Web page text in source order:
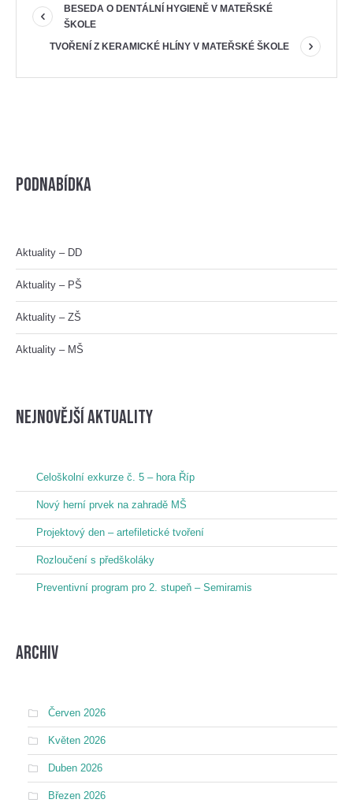
BESEDA O DENTÁLNÍ HYGIENĚ V MATEŘSKÉ
ŠKOLE
TVOŘENÍ Z KERAMICKÉ HLÍNY V MATEŘSKÉ ŠKOLE
Podnabídka
Aktuality – DD
Aktuality – PŠ
Aktuality – ZŠ
Aktuality – MŠ
nejnovější aktuality
Celoškolní exkurze č. 5 – hora Říp
Nový herní prvek na zahradě MŠ
Projektový den – artefiletické tvoření
Rozloučení s předškoláky
Preventivní program pro 2. stupeň – Semiramis
Archiv
Červen 2026
Květen 2026
Duben 2026
Březen 2026